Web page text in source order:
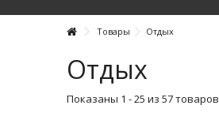
Товары Отдых
Отдых
Показаны 1 - 25 из 57 товаров